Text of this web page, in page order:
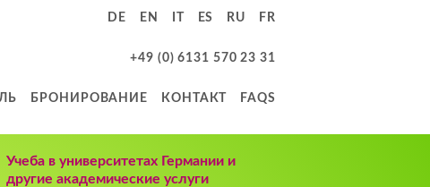
DE EN ES RU FR
+49 (0) 6131 570 23 31
БРОНИРОВАНИЕ КОНТАКТ FAQS
Учеба в университетах Германии и
другие академические услуги